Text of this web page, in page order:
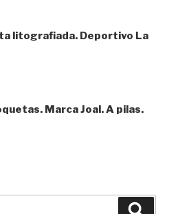
litografiada. Deportivo La
Marca Joal. A pilas.